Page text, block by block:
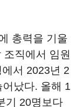
총력을 기울
직에서 임원
서 2023년 2
났다. 올해 1
기 20명보다